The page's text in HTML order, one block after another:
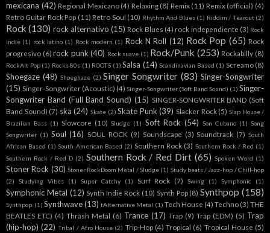
mexicana (42) Regional Mexicano (4) Relaxing (8) Remix (11) Remix (official) (4)
Retro Guitar Rock Pop (11) Retro Soul (10) Rhythm And Blues (1) Riddim / Tearout (2)
Rock (130) rock alternativo (15) Rock Blues (4) rock independiente (3) Rock
indie (1) rock latino (1) Rock modern (1) Rock N Roll (12) Rock Pop (65) Rock
progresivo (6) rock punk (40) Rock suave (1) Rock/Punk (253) Rockabilly (8)
RockAlt Pop (1) Rocks 80s (1) ROOTS (1) Salsa (14) Scandinavian Based (1) Screamo (8)
Shoegaze (48) Shoeghaze (2) Singer Songwriter (83) Singer-Songwriter
(15) Singer-Songwriter (Acoustic) (4) Singer-Songwriter (Soft Band Sound) (1) Singer-
Songwriter Band (Full Band Sound) (15) SINGER-SONGWRITER BAND (Soft
Band Sound) (7) ska (24) Skate (2) Skate Punk (39) Slacker Rock (5) Slap House /
Brazilian Bass (1) Slowcore (10) Sludge (1) Soft Rock (54) Son Cubano (1) Song
Songwriter (1) Soul (16) SOUL ROCK (9) Soundscape (3) Soundtrack (7) South
African Based (1) South American Based (2) Southern Rock (3) Southern Rock / Red (1)
Southern Rock / Red D (2) Southern Rock / Red Dirt (65) Spoken Word (1)
Stoner Rock (30) Stoner RockDoom Metal / Sludge (1) Study beats / Jazz-hop / Chill-hop
(2)
Studying Vibes (1) Super Catchy (1) Surf Rock (7) Swing (1) Symphonic (1)
Symphonic Metal (12) Synth Indie Rock (10) Synth Pop (8) Synthpop (158)
Synthpop. (1) Synthwave (13) tAlternative Metal (1) Tech House (4) Techno (3) THE
BEATLES ETC) (4) Thrash Metal (6) Trance (17) Trap (9) Trap (EDM) (5) Trap
(hip-hop) (22) Tribal / Afro House (2) Trip-Hop (4) Tropical (6) Tropical House (5)